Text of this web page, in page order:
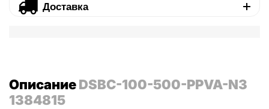
Доставка
ОписаниеDSBC-100-500-PPVA-N3
1384815